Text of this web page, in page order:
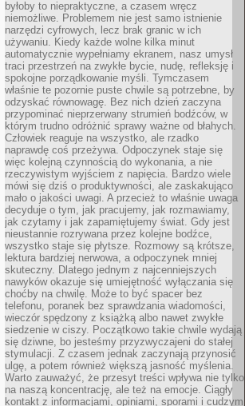
byłoby to niepraktyczne, a czasem wręcz
niemożliwe. Problemem nie jest samo istnienie
narzędzi cyfrowych, lecz brak granic w ich
używaniu. Kiedy każde wolne kilka minut
automatycznie wypełniamy ekranem, nasz umysł
traci przestrzeń na zwykłe bycie, nudę, refleksję i
spokojne porządkowanie myśli. Tymczasem
właśnie te pozornie puste chwile są potrzebne, by
odzyskać równowagę. Bez nich dzień zaczyna
przypominać nieprzerwany strumień bodźców, w
którym trudno odróżnić sprawy ważne od błahych.
Człowiek reaguje na wszystko, ale rzadko
naprawdę coś przeżywa. Odpoczynek staje się
więc kolejną czynnością do wykonania, a nie
rzeczywistym wyjściem z napięcia. Bardzo wiele
mówi się dziś o produktywności, ale zaskakująco
mało o jakości uwagi. A przecież to właśnie uwaga
decyduje o tym, jak pracujemy, jak rozmawiamy,
jak czytamy i jak zapamiętujemy świat. Gdy jest
nieustannie rozrywana przez kolejne bodźce,
wszystko staje się płytsze. Rozmowy są krótsze,
lektura bardziej nerwowa, a odpoczynek mniej
skuteczny. Dlatego jednym z najcenniejszych
nawyków okazuje się umiejętność wyłączania się
choćby na chwilę. Może to być spacer bez
telefonu, poranek bez sprawdzania wiadomości,
wieczór spędzony z książką albo nawet zwykłe
siedzenie w ciszy. Początkowo takie chwile wydają
się dziwne, bo jesteśmy przyzwyczajeni do stałej
stymulacji. Z czasem jednak zaczynają przynosić
ulgę, a potem również większą jasność myślenia.
Warto zauważyć, że przesyt treści wpływa nie tylko
na naszą koncentrację, ale też na emocje. Ciągły
kontakt z informacjami, opiniami, sporami i cudzym